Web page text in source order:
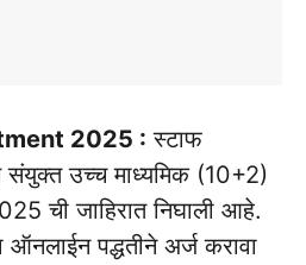
2025 : स्टाफ
संयुक्त उच्च माध्यमिक (10+2)
ची जाहिरात निघाली आहे.
ऑनलाईन पद्धतीने अर्ज करावा